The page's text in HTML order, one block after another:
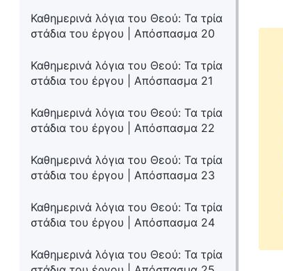
Καθημερινά λόγια του Θεού: Τα τρία
στάδια του έργου | Απόσπασμα 20
Καθημερινά λόγια του Θεού: Τα τρία
στάδια του έργου | Απόσπασμα 21
Καθημερινά λόγια του Θεού: Τα τρία
στάδια του έργου | Απόσπασμα 22
Καθημερινά λόγια του Θεού: Τα τρία
στάδια του έργου | Απόσπασμα 23
Καθημερινά λόγια του Θεού: Τα τρία
στάδια του έργου | Απόσπασμα 24
Καθημερινά λόγια του Θεού: Τα τρία